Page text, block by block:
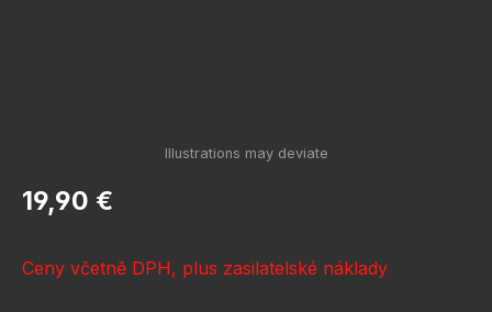
Běžná cena:
19,90 €
Ceny včetně DPH, plus zasilatelské náklady